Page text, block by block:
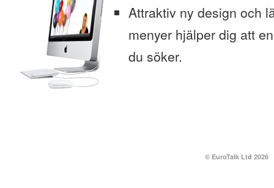
Attraktiv ny design och
menyer hjälper dig att
du söker.
© EuroTalk Ltd 2026